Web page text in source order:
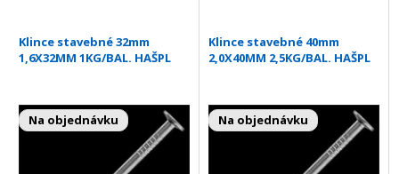
Klince stavebné 32mm
1,6X32MM 1KG/BAL. HAŠPL
Na objednávku
Klince stavebné 40mm
2,0X40MM 2,5KG/BAL. HAŠPL
Na objednávku